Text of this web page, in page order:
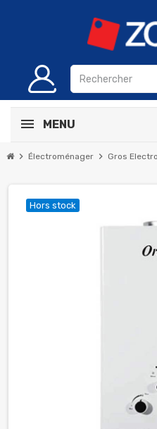
MENU
chevron_right Électroménager chevron_right Gros
Hors stock